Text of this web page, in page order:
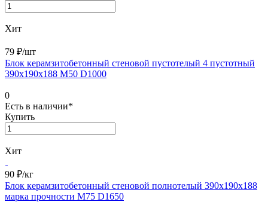
Хит
79 ₽/шт
Блок керамзитобетонный стеновой пустотелый 4 пустотный
390х190х188 М50 D1000
0
Есть в наличии*
Купить
Хит
90 ₽/кг
Блок керамзитобетонный стеновой полнотелый 390х190х188
марка прочности М75 D1650